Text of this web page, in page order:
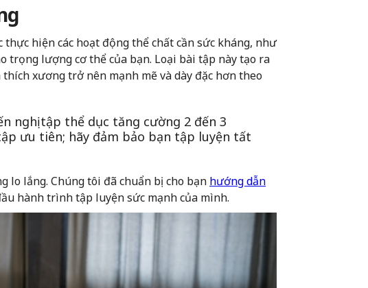
hiện các hoạt động thể chất cần sức kháng, như
trọng lượng cơ thể của bạn. Loại bài tập này tạo ra
xương trở nên mạnh mẽ và dày đặc hơn theo
nghị tập thể dục tăng cường 2 đến 3
ưu tiên; hãy đảm bảo bạn tập luyện tất
lo lắng. Chúng tôi đã chuẩn bị cho bạn hướng dẫn
hành trình tập luyện sức mạnh của mình.